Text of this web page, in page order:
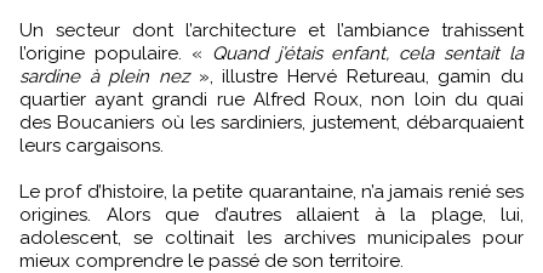
Un secteur dont l’architecture et l’ambiance trahissent
l’origine populaire. « Quand j’étais enfant, cela sentait la
sardine à plein nez», illustre Hervé Retureau, gamin du
quartier ayant grandi rue Alfred Roux, non loin du quai
des Boucaniers où les sardiniers, justement, débarquaient
leurs cargaisons.
Le prof d’histoire, la petite quarantaine, n’a jamais renié ses
origines. Alors que d’autres allaient à la plage, lui,
adolescent, se coltinait les archives municipales pour
mieux comprendre le passé de son territoire.